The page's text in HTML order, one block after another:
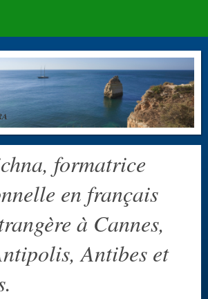
formatrice
en français
à Cannes,
Antibes et